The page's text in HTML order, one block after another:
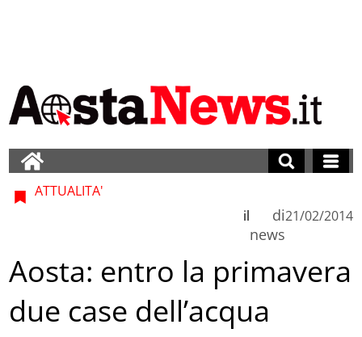
ATTUALITA'
di
news
il 21/02/2014
Aosta: entro la primavera
due case dell’acqua